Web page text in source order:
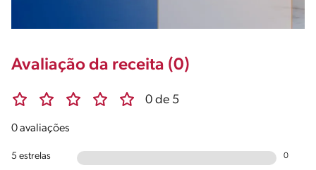
Avaliação da receita (0)
0 de 5
0 avaliações
5 estrelas 0